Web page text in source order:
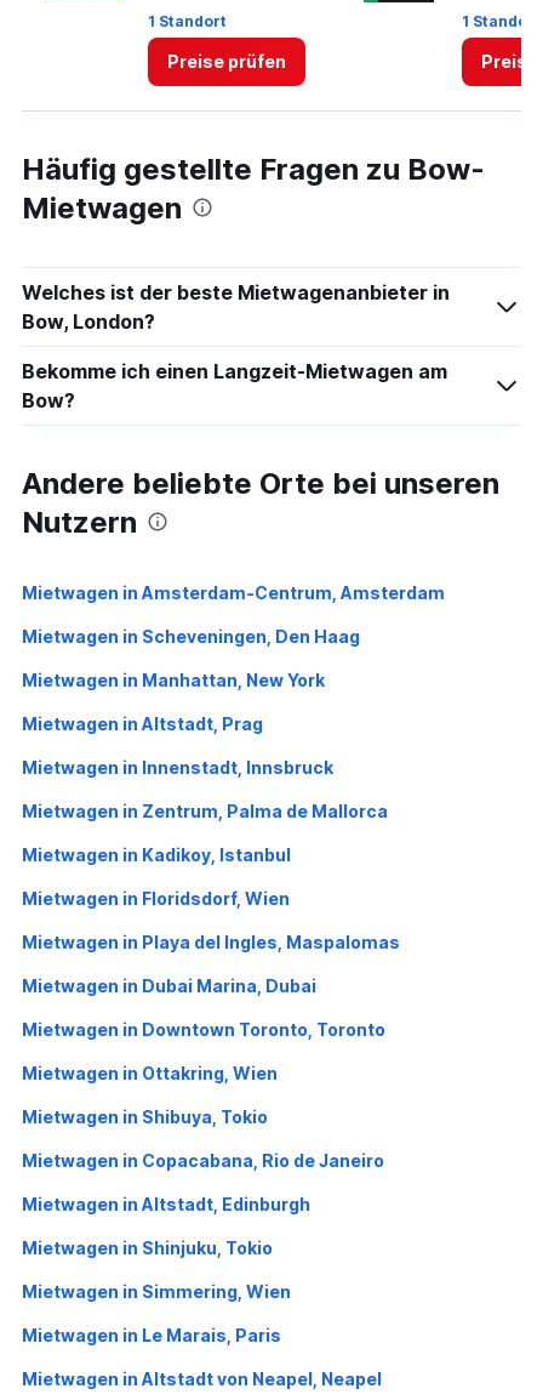
1 Standort
Preise prüfen
1 Standort
Preise
Häufig gestellte Fragen zu Bow-
Mietwagen
Welches ist der beste Mietwagenanbieter in
Bow, London?
Bekomme ich einen Langzeit-Mietwagen am
Bow?
Andere beliebte Orte bei unseren
Nutzern
Mietwagen in Amsterdam-Centrum, Amsterdam
Mietwagen in Scheveningen, Den Haag
Mietwagen in Manhattan, New York
Mietwagen in Altstadt, Prag
Mietwagen in Innenstadt, Innsbruck
Mietwagen in Zentrum, Palma de Mallorca
Mietwagen in Kadikoy, Istanbul
Mietwagen in Floridsdorf, Wien
Mietwagen in Playa del Ingles, Maspalomas
Mietwagen in Dubai Marina, Dubai
Mietwagen in Downtown Toronto, Toronto
Mietwagen in Ottakring, Wien
Mietwagen in Shibuya, Tokio
Mietwagen in Copacabana, Rio de Janeiro
Mietwagen in Altstadt, Edinburgh
Mietwagen in Shinjuku, Tokio
Mietwagen in Simmering, Wien
Mietwagen in Le Marais, Paris
Mietwagen in Altstadt von Neapel, Neapel